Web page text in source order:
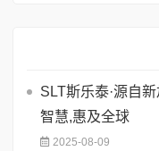
SLT斯乐泰·源自
智慧,惠及全球
2025-08-09